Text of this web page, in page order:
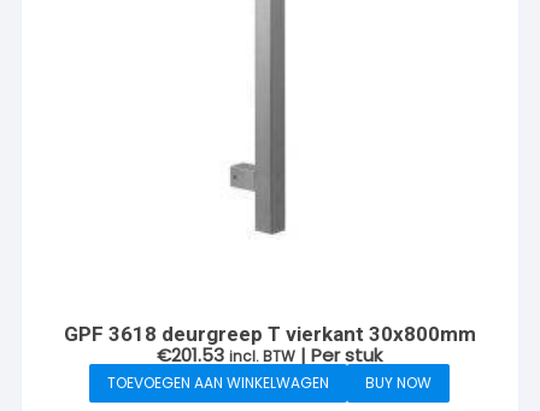
GPF 3618 deurgreep T vierkant 30x800mm
€201.53 incl. BTW | Per stuk
TOEVOEGEN AAN WINKELWAGEN BUY NOW